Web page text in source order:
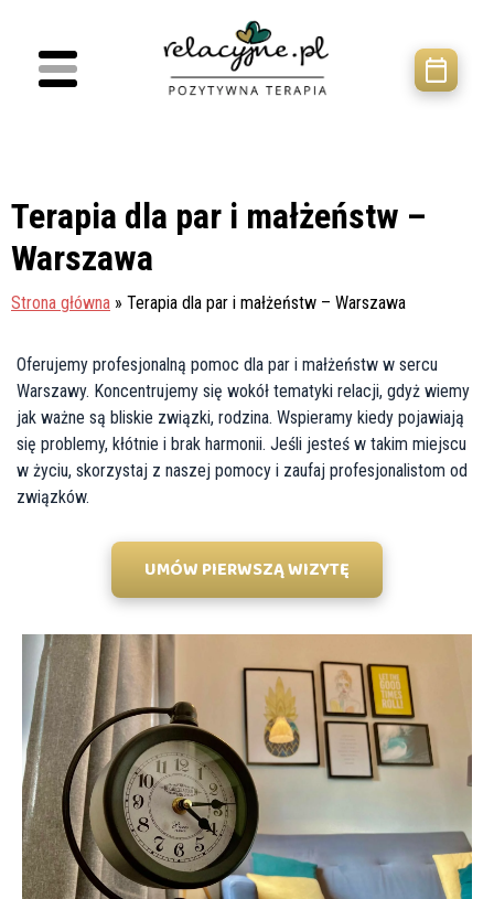
Terapia dla par i małżeństw –
Warszawa
Strona główna » Terapia dla par i małżeństw – Warszawa
Oferujemy profesjonalną pomoc dla par i małżeństw w sercu
Warszawy. Koncentrujemy się wokół tematyki relacji, gdyż wiemy
jak ważne są bliskie związki, rodzina. Wspieramy kiedy pojawiają
się problemy, kłótnie i brak harmonii. Jeśli jesteś w takim miejscu
w życiu, skorzystaj z naszej pomocy i zaufaj profesjonalistom od
związków.
UMÓW PIERWSZĄ WIZYTĘ